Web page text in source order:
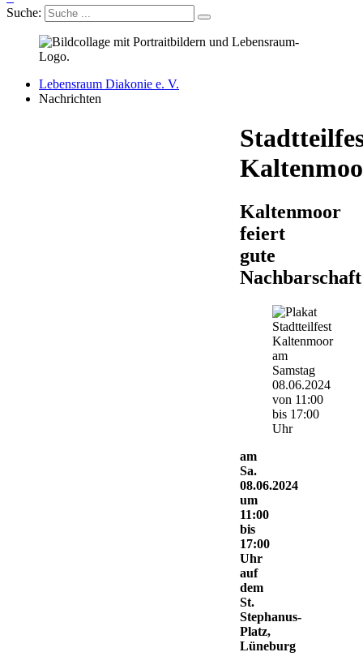
Suche:
Lebensraum Diakonie e. V.
Nachrichten
Kaltenmoor
feiert
gute
Nachbarschaft
am
Sa.
08.06.2024
um
11:00
bis
17:00
Uhr
auf
dem
St.
Stephanus-
Platz,
Lüneburg